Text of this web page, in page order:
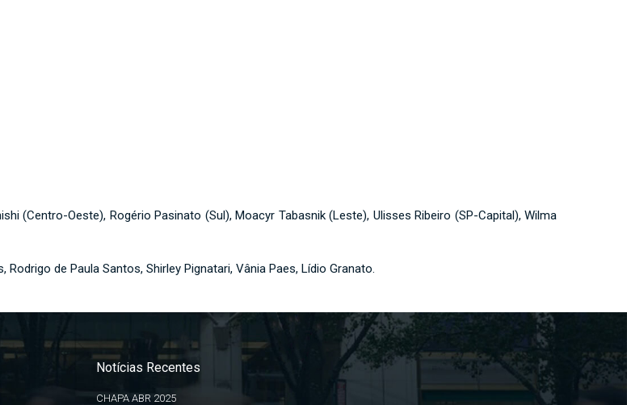
(Centro-Oeste), Rogério Pasinato (Sul), Moacyr Tabasnik (Leste), Ulisses Ribeiro (SP-Capital), Wilma
de Paula Santos, Shirley Pignatari, Vânia Paes, Lídio Granato.
Notícias Recentes
CHAPA ABR 2025